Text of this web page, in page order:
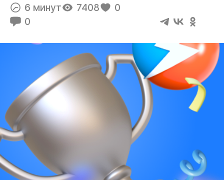
6 минут
7408
0
0